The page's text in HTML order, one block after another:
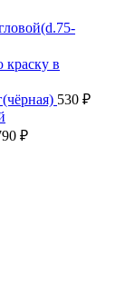
530 ₽
₽